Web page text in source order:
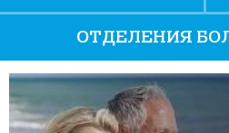
ОТДЕЛЕНИЯ